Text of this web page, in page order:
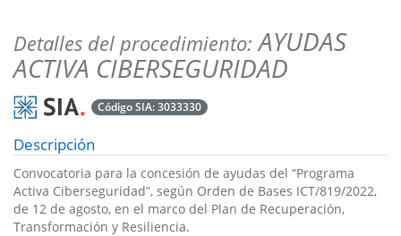
Detalles del procedimiento:AYUDAS
ACTIVA CIBERSEGURIDAD
Código SIA:3033330
Descripción
Convocatoria para la concesión de ayudas del “Programa
Activa Ciberseguridad”, según Orden de Bases ICT/819/2022,
de 12 de agosto, en el marco del Plan de Recuperación,
Transformación y Resiliencia.